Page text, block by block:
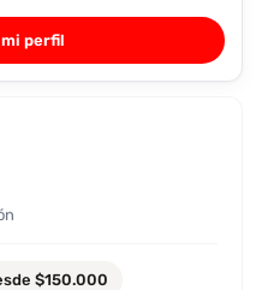
perfil
$150.000